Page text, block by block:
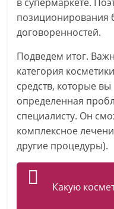
позиционирования
договоренностей.
Подведем итог.
категория
средств, которые вы
определенная
специалисту. Он
комплексное
другие процедуры).
Какую